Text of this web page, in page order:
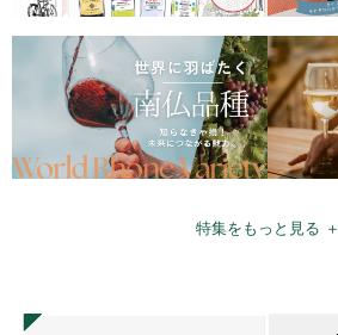
特集をもっと見る ＋